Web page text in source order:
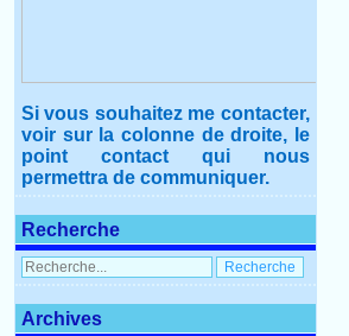
Si vous souhaitez me contacter,
voir sur la colonne de droite, le
point contact qui nous
permettra de communiquer.
Recherche
Archives